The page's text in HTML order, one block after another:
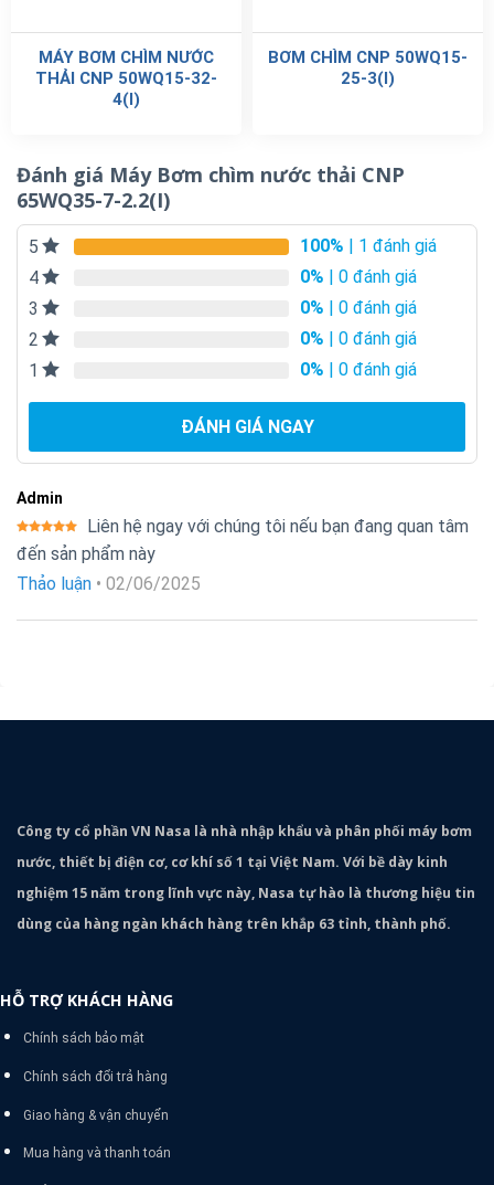
MÁY BƠM CHÌM NƯỚC
THẢI CNP 50WQ15-32-
4(I)
BƠM CHÌM CNP 50WQ15-
25-3(I)
Đánh giá Máy Bơm chìm nước thải CNP
65WQ35-7-2.2(I)
5 100% | 1 đánh giá
4
0% | 0 đánh giá
3
0% | 0 đánh giá
2
0% | 0 đánh giá
1
0% | 0 đánh giá
ĐÁNH GIÁ NGAY
Admin
Được xếp
hạng 55
Liên hệ ngay với chúng tôi nếu bạn đang quan tâm
đến sản phẩm này
Thảo luận • 02/06/2025
Công ty cổ phần VN Nasa là nhà nhập khẩu và phân phối máy bơm
nước, thiết bị điện cơ, cơ khí số 1 tại Việt Nam. Với bề dày kinh
nghiệm 15 năm trong lĩnh vực này, Nasa tự hào là thương hiệu tin
dùng của hàng ngàn khách hàng trên khắp 63 tỉnh, thành phố.
HỖ TRỢ KHÁCH HÀNG
Chính sách bảo mật
Chính sách đổi trả hàng
Giao hàng & vận chuyển
Mua hàng và thanh toán